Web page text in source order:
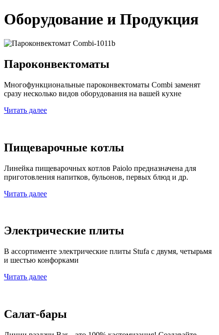
Оборудование и Продукция
Пароконвектоматы
Многофункциональные пароконвектоматы Combi заменят
сразу несколько видов оборудования на вашей кухне
Читать далее
Пищеварочные котлы
Линейка пищеварочных котлов Paiolo предназначена для
приготовления напитков, бульонов, первых блюд и др.
Читать далее
Электрические плиты
В ассортименте электрические плиты Stufa с двумя, четырьмя
и шестью конфорками
Читать далее
Салат-бары